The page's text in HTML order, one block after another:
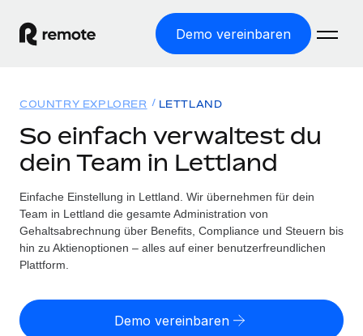
Demo vereinbaren
WELTWEITE BESCHÄFTIGUNG
Globale Payroll
Einfache, rechtssicher Payroll
Employer of Record
Weltweites Wachstum ohne Kosten für Niederlassungen
Contractor of Record
Rechtssichere, weltweite Arbeit mit Freelancer:innen
Lösungen
WELTWEITE ABDECKUNG
Country Explorer
Länderspezifische Unterstützung bei der Einstellung
Einfache Einstellung in allen US-Bundesstaaten
Ressourcen
TOOLS UND RECHNER
Scheinselbstständigkeitsrisiko berechnen
Preise
COUNTRY EXPLORER LETTLAND
So einfach verwaltest du
dein Team in Lettland
Einfache Einstellung in Lettland. Wir übernehmen für dein
Team in Lettland die gesamte Administration von
Gehaltsabrechnung über Benefits, Compliance und Steuern bis
hin zu Aktienoptionen – alles auf einer benutzerfreundlichen
Plattform.
Demo vereinbaren